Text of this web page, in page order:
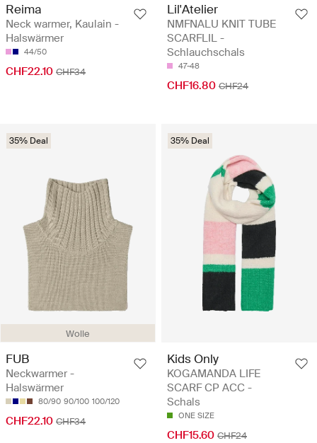
Reima
Neck warmer, Kaulain -
Halswärmer
44/50
CHF22.10 CHF34
Lil'Atelier
NMFNALU KNIT TUBE
SCARFLIL -
Schlauchschals
47-48
CHF16.80 CHF24
Wolle
35% Deal
FUB
Neckwarmer -
Halswärmer
80/90 90/100 100/120
CHF22.10 CHF34
35% Deal
Kids Only
KOGAMANDA LIFE
SCARF CP ACC -
Schals
ONE SIZE
CHF15.60 CHF24